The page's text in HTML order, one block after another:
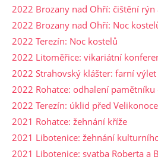
2022 Brozany nad Ohří: čištění rýn
2022 Brozany nad Ohří: Noc
2022 Terezín: Noc kostelů
2022 Litoměřice: vikariátní
2022 Strahovský klášter: farní výlet
2022 Rohatce: odhalení
2022 Terezín: úklid před
2021 Rohatce: žehnání kříže
2021 Libotenice: žehnání
2021 Libotenice: svatba Roberta a